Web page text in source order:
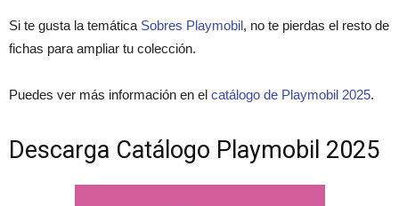
Si te gusta la temática Sobres Playmobil, no te pierdas el resto de
fichas para ampliar tu colección.
Puedes ver más información en el catálogo de Playmobil 2025.
Descarga Catálogo Playmobil 2025